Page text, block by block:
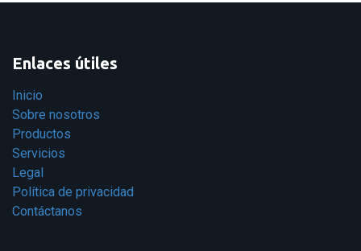
Enlaces útiles
Inicio
Sobre nosotros
Productos
Servicios
Legal
Política de privacidad
Contáctanos